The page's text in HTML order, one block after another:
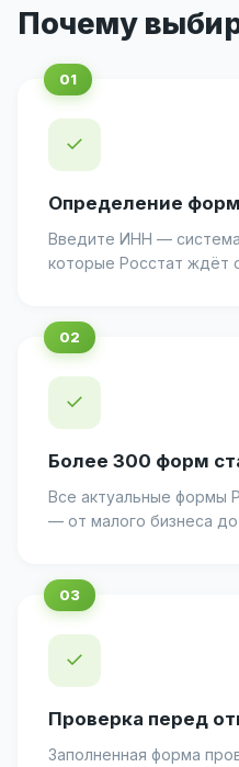
Почему
✓
Определение
Введите ИНН —
которые Росстат ждёт
✓
Более 300 форм
Все актуальные формы
— от малого бизнеса
✓
Проверка перед
Заполненная форма